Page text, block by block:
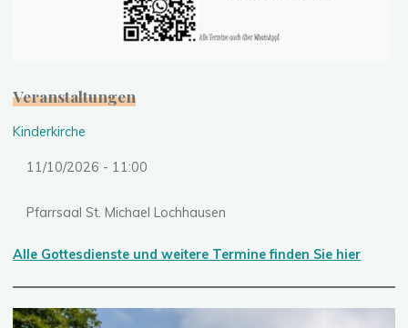
Veranstaltungen
Kinderkirche
11/10/2026 - 11:00
Pfarrsaal St. Michael Lochhausen
Alle Gottesdienste und weitere Termine finden Sie hier